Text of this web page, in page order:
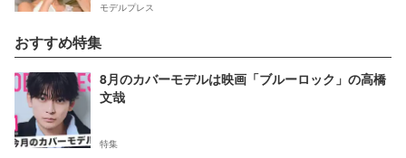
モデルプレス
おすすめ特集
8月のカバーモデルは映画「ブルーロック」の高橋
文哉
特集